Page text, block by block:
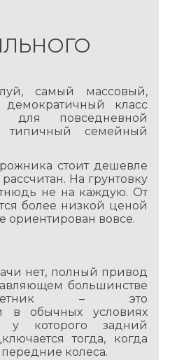
самый массовый,
класс
для повседневной
типичный семейный
стоит дешевле
На грунтовку
не на каждую. От
более низкой ценой
ориентирован вовсе.
нет, полный привод
большинстве
– это
в обычных условиях
у которого задний
тогда, когда
колеса.